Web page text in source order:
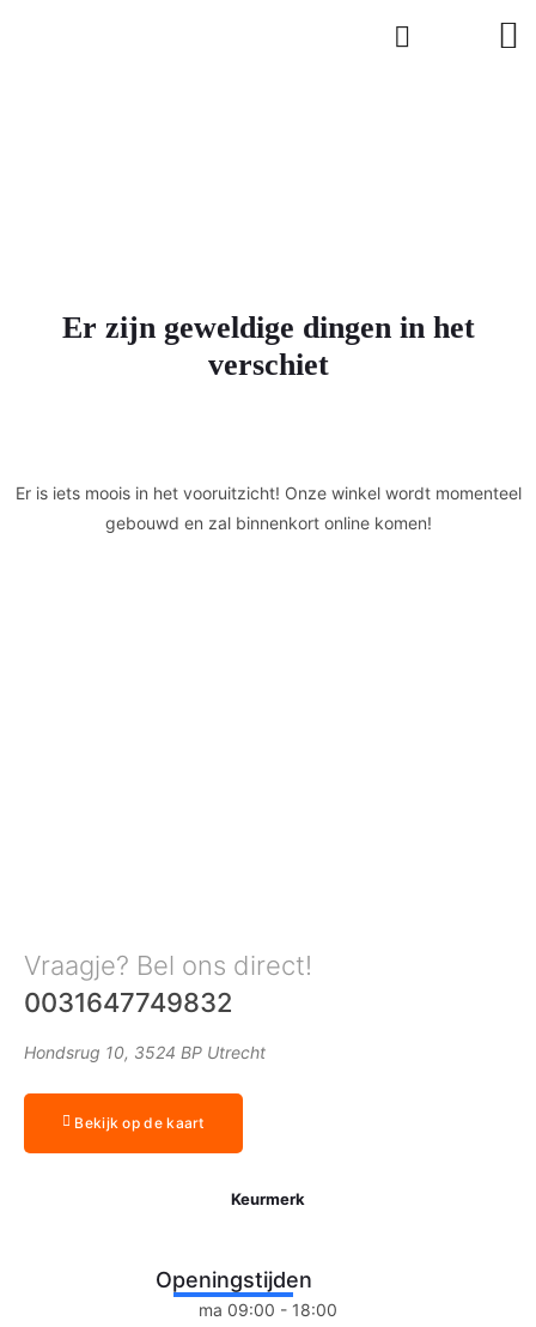
Er zijn geweldige dingen in het
verschiet
Er is iets moois in het vooruitzicht! Onze winkel wordt momenteel
gebouwd en zal binnenkort online komen!
Vraagje? Bel ons direct!
0031647749832
Hondsrug 10, 3524 BP Utrecht
Bekijk op de kaart
Keurmerk
Openingstijden
ma 09:00 - 18:00